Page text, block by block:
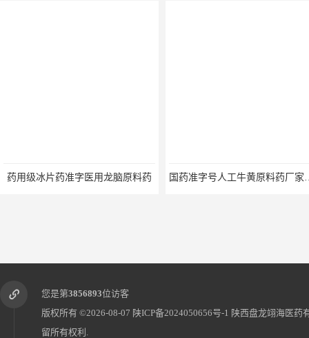
药用级冰片药准字医用龙脑原料药
您是第3856893位访客
版权所有 ©2026-08-07 陕ICP备2024050656号-1 陕西盘龙翊海医药
留所有权利.